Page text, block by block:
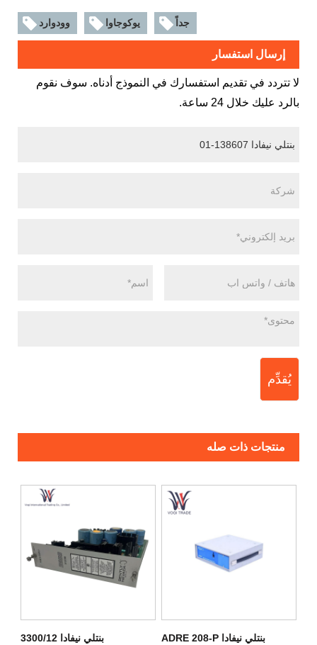
وودوارد يوكوجاوا جداً
إرسال استفسار
لا تتردد في تقديم استفسارك في النموذج أدناه. سوف نقوم
بالرد عليك خلال 24 ساعة.
يُقدِّم
منتجات ذات صله
بنتلي نيفادا 3300/12 بنتلي نيفادا ADRE 208-P